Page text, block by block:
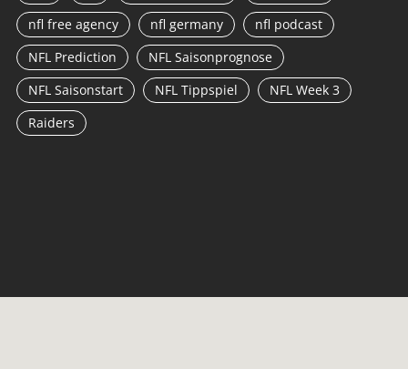
nfl free agency nfl germany
nfl podcast
NFL Prediction
NFL Saisonprognose
NFL Saisonstart
NFL Tippspiel
NFL Week 3
Raiders